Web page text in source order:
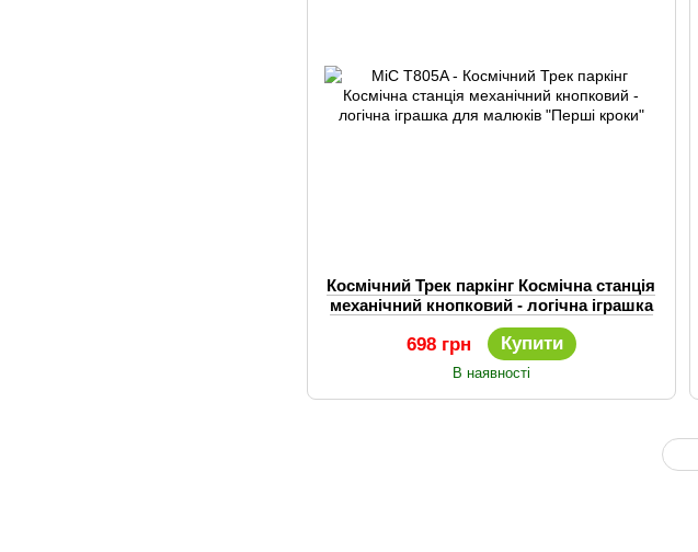
Космічний Трек паркінг Космічна станція
механічний кнопковий - логічна іграшка
для малюків "Перші кроки"
698 грн Купити
В наявності